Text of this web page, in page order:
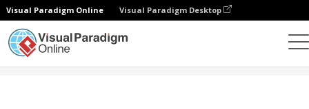
Visual Paradigm Online Visual Paradigm Desktop